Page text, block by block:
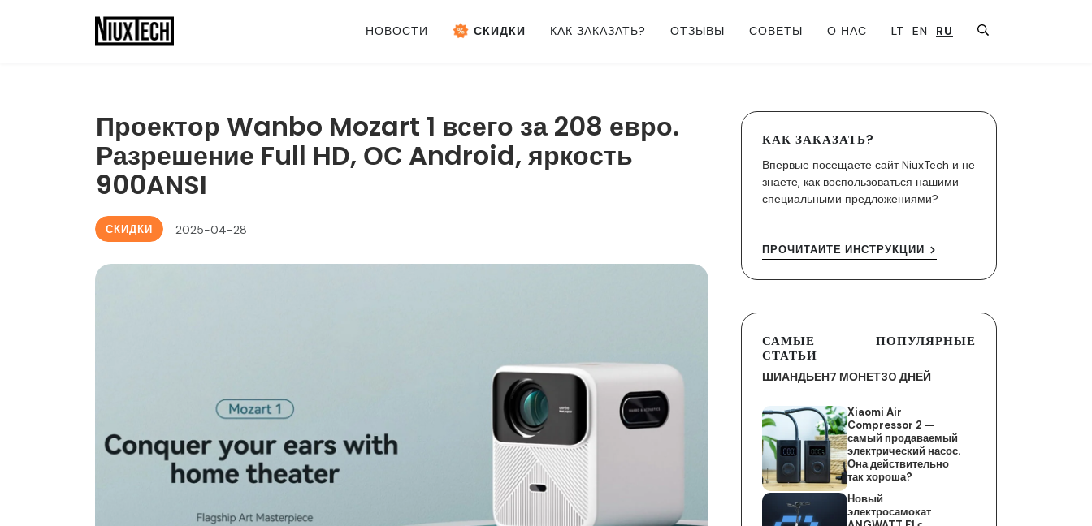
НОВОСТИ СКИДКИ КАК ЗАКАЗАТЬ? ОТЗЫВЫ СОВЕТЫ О НАС LT EN RU
Проектор Wanbo Mozart 1 всего за 208 евро.
Разрешение Full HD, ОС Android, яркость
900ANSI
СКИДКИ 2025-04-28
КАК ЗАКАЗАТЬ?
Впервые посещаете сайт NiuxTech и не
знаете, как воспользоваться нашими
специальными предложениями?
ПРОЧИТАЙТЕ ИНСТРУКЦИИ
САМЫЕ ПОПУЛЯРНЫЕ
СТАТЬИ
ШИАНДЬЕН7 МОНЕТ30 ДНЕЙ
Xiaomi Air
Compressor 2 —
самый продаваемый
электрический насос.
Она действительно
так хороша?
Новый
электросамокат